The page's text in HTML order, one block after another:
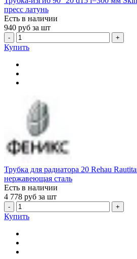
пресс латунь
Есть в наличии
940 руб за шт
- +
Купить
Трубка для радиатора 20 Rehau
нержавеющая сталь
Есть в наличии
4 778 руб за шт
- +
Купить